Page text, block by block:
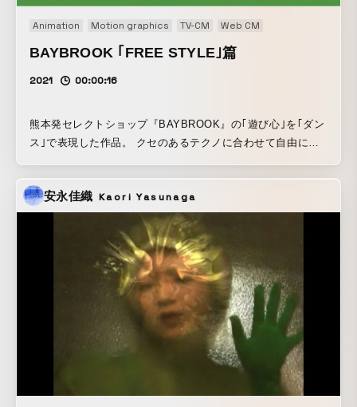
Animation Motion graphics TV-CM Web CM
BAYBROOK ｢FREE STYLE｣篇
2021 00:00:16
熊本発セレクトショップ『BAYBROOK』の｢遊び心｣を｢ダン
ス｣で表現した作品。 クセのあるテクノに合わせて自由に踊
楽しんでいただければという思いで制作している。
安永佳織 Kaori Yasunaga